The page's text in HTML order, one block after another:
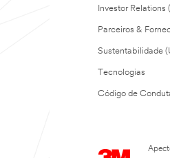
Investor Relations
Parceiros &
Sustentabilidade
Tecnologias
Código de